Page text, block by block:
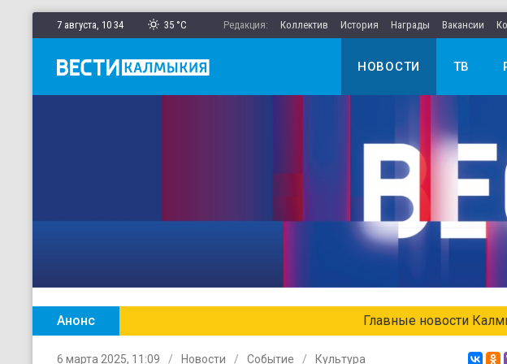
7 августа, 10 34 35 °C Редакция: Коллектив История Награды Вакансии
НОВОСТИ ТВ
Анонс Главные новости Калмыкии в еженедельном выпуске
6 марта 2025, 11:09 Новости Событие Культура